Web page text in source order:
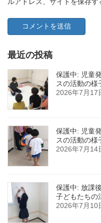
ルアドレス、サイトを保存す
最近の投稿
保護中: 児童
スの活動の様
2026年7月17
保護中: 児童
スの活動の様
2026年7月14
保護中: 放課
子どもたちの
2026年7月10